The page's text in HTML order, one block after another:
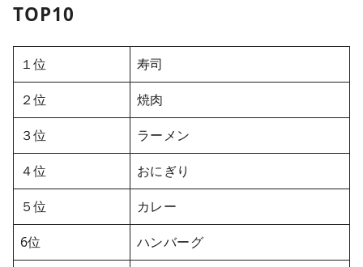
TOP10
１位
寿司
２位
焼肉
３位
ラーメン
４位
おにぎり
５位
カレー
6位
ハンバーグ